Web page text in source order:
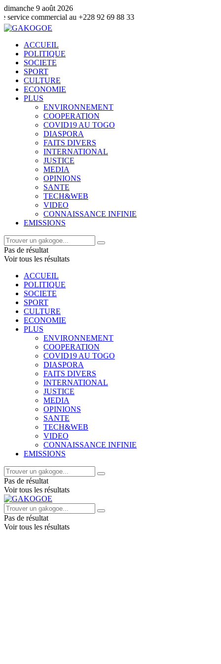
dimanche 9 août 2026
au +228 92 69 88 33
ACCUEIL
POLITIQUE
SOCIETE
SPORT
CULTURE
ECONOMIE
PLUS
ENVIRONNEMENT
COOPERATION
COVID19 AU TOGO
DIASPORA
FAITS DIVERS
INTERNATIONAL
JUSTICE
MEDIA
OPINIONS
SANTE
TECH&WEB
VIDEO
CONNAISSANCE INFINIE
EMISSIONS
Pas de résultat
Voir tous les résultats
ACCUEIL
POLITIQUE
SOCIETE
SPORT
CULTURE
ECONOMIE
PLUS
ENVIRONNEMENT
COOPERATION
COVID19 AU TOGO
DIASPORA
FAITS DIVERS
INTERNATIONAL
JUSTICE
MEDIA
OPINIONS
SANTE
TECH&WEB
VIDEO
CONNAISSANCE INFINIE
EMISSIONS
Pas de résultat
Voir tous les résultats
Pas de résultat
Voir tous les résultats